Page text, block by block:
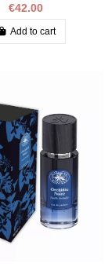
€42.00
Add to cart